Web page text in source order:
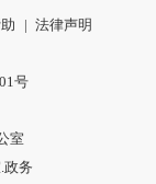
| 法律声明
号
室
政务